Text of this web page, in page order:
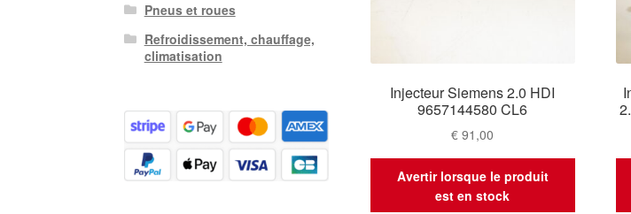
Injecteur Siemens 2.0 HDI
9657144580 CL6
€ 91,00
Avertir lorsque le produit
est en stock
Pneus et roues
Refroidissement, chauffage,
climatisation